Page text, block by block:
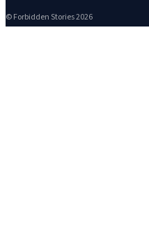
© Forbidden Stories 2026